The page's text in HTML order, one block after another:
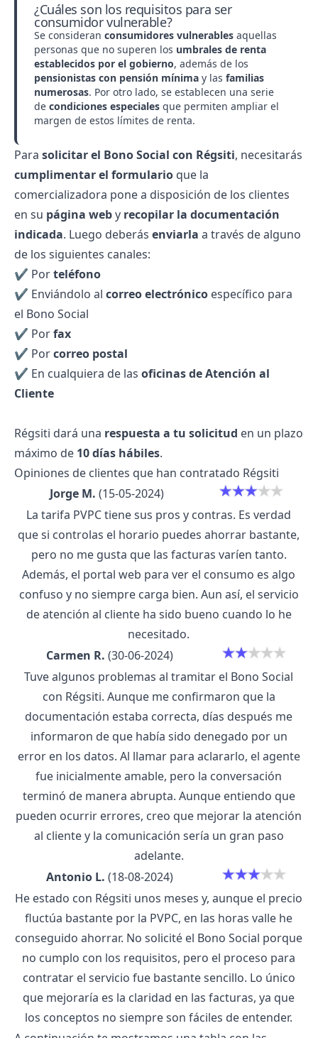
¿Cuáles son los requisitos para ser
consumidor vulnerable?
Se consideran consumidores vulnerables aquellas
personas que no superen los umbrales de renta
establecidos por el gobierno, además de los
pensionistas con pensión mínima y las familias
numerosas. Por otro lado, se establecen una serie
de condiciones especiales que permiten ampliar el
margen de estos límites de renta.
Para solicitar el Bono Social con Régsiti, necesitarás
cumplimentar el formulario que la
comercializadora pone a disposición de los clientes
en su página weby recopilar la documentación
indicada. Luego deberás enviarla a través de alguno
de los siguientes canales:
✔️ Porteléfono
✔️ Enviándolo al correo electrónico específico para
el Bono Social
✔️ Porfax
✔️ Porcorreo postal
✔️ En cualquiera de las oficinas de Atención al
Cliente
Régsiti dará una respuesta a tu solicitud en un plazo
máximo de 10 días hábiles.
Opiniones de clientes que han contratado Régsiti
Jorge M. (15-05-2024)
La tarifa PVPC tiene sus pros y contras. Es verdad
que si controlas el horario puedes ahorrar bastante,
pero no me gusta que las facturas varíen tanto.
Además, el portal web para ver el consumo es algo
confuso y no siempre carga bien. Aun así, el servicio
de atención al cliente ha sido bueno cuando lo he
necesitado.
Carmen R. (30-06-2024)
Tuve algunos problemas al tramitar el Bono Social
con Régsiti. Aunque me confirmaron que la
documentación estaba correcta, días después me
informaron de que había sido denegado por un
error en los datos. Al llamar para aclararlo, el agente
fue inicialmente amable, pero la conversación
terminó de manera abrupta. Aunque entiendo que
pueden ocurrir errores, creo que mejorar la atención
al cliente y la comunicación sería un gran paso
adelante.
Antonio L. (18-08-2024)
He estado con Régsiti unos meses y, aunque el precio
fluctúa bastante por la PVPC, en las horas valle he
conseguido ahorrar. No solicité el Bono Social porque
no cumplo con los requisitos, pero el proceso para
contratar el servicio fue bastante sencillo. Lo único
que mejoraría es la claridad en las facturas, ya que
los conceptos no siempre son fáciles de entender.